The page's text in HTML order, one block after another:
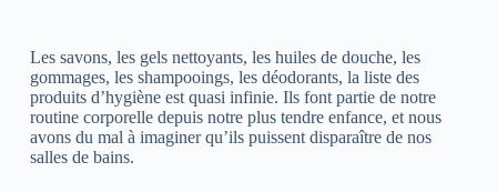
Les savons, les gels nettoyants, les huiles de douche, les
gommages, les shampooings, les déodorants, la liste des
produits d’hygiène est quasi infinie. Ils font partie de notre
routine corporelle depuis notre plus tendre enfance, et nous
avons du mal à imaginer qu’ils puissent disparaître de nos
salles de bains.